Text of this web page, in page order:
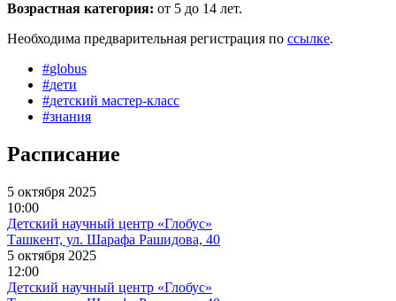
Возрастная категория: от 5 до 14 лет.
Необходима предварительная регистрация по ссылке.
#globus
#дети
#детский мастер-класс
#знания
Расписание
5 октября 2025
10:00
Детский научный центр «Глобус»
Ташкент, ул. Шарафа Рашидова, 40
5 октября 2025
12:00
Детский научный центр «Глобус»